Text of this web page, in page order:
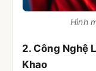
Hình
2. Công Nghệ
Khao